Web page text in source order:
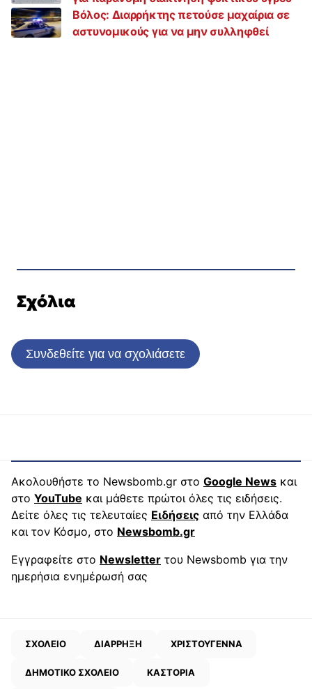
Βόλος: Διαρρήκτης πετούσε μαχαίρια σε
αστυνομικούς για να μην συλληφθεί
Σχόλια
Συνδεθείτε για να σχολιάσετε
Ακολουθήστε το Newsbomb.gr στο Google News και
στο YouTube και μάθετε πρώτοι όλες τις ειδήσεις.
Δείτε όλες τις τελευταίες Ειδήσεις από την Ελλάδα
και τον Κόσμο, στο Newsbomb.gr
Εγγραφείτε στο Newsletter του Newsbomb για την
ημερήσια ενημέρωσή σας
ΣΧΟΛΕΙΟ ΔΙΑΡΡΗΞΗ ΧΡΙΣΤΟΥΓΕΝΝΑ
ΔΗΜΟΤΙΚΟ ΣΧΟΛΕΙΟ ΚΑΣΤΟΡΙΑ